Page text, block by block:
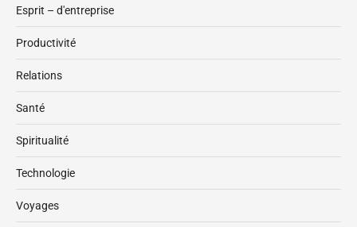
Esprit – d'entreprise
Productivité
Relations
Santé
Spiritualité
Technologie
Voyages